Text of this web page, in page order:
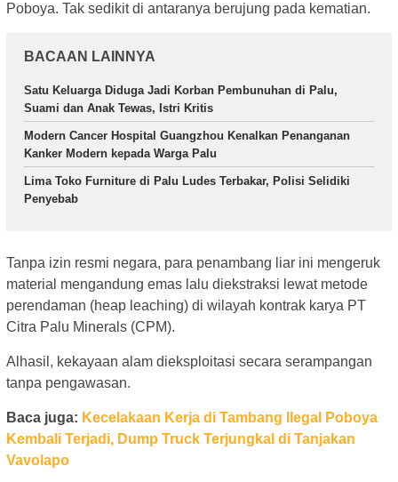
Poboya. Tak sedikit di antaranya berujung pada kematian.
BACAAN LAINNYA
Satu Keluarga Diduga Jadi Korban Pembunuhan di Palu,
Suami dan Anak Tewas, Istri Kritis
Modern Cancer Hospital Guangzhou Kenalkan Penanganan
Kanker Modern kepada Warga Palu
Lima Toko Furniture di Palu Ludes Terbakar, Polisi Selidiki
Penyebab
Tanpa izin resmi negara, para penambang liar ini mengeruk
material mengandung emas lalu diekstraksi lewat metode
perendaman (heap leaching) di wilayah kontrak karya PT
Citra Palu Minerals (CPM).
Alhasil, kekayaan alam dieksploitasi secara serampangan
tanpa pengawasan.
Baca juga: Kecelakaan Kerja di Tambang Ilegal Poboya
Kembali Terjadi, Dump Truck Terjungkal di Tanjakan
Vavolapo